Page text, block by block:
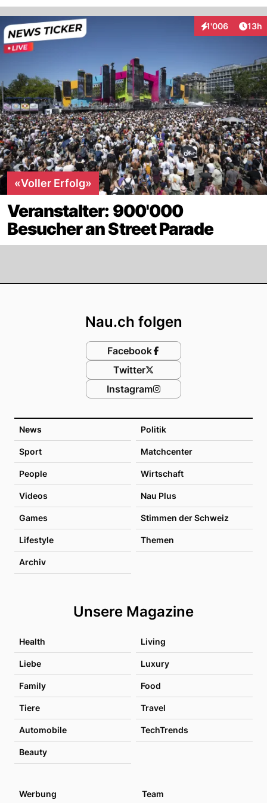
1'006
Interaktionen13h
«Voller Erfolg»
Veranstalter: 900'000
Besucher an Street Parade
News Politik
Sport Matchcenter
People Wirtschaft
Videos Nau Plus
Games Stimmen der Schweiz
Lifestyle Themen
Archiv
Unsere Magazine
Health Living
Liebe Luxury
Family Food
Tiere Travel
Automobile TechTrends
Beauty
Nau.ch folgen
Facebook
Twitter
Instagram
Werbung Team